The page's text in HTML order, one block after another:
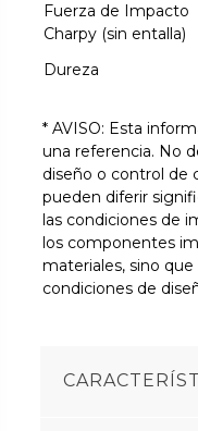
Fuerza de Impacto
Charpy (sin entalla)
Dureza
* AVISO: Esta
una referencia. No
diseño o control de
pueden diferir
las condiciones de
los componentes
materiales, sino
condiciones de